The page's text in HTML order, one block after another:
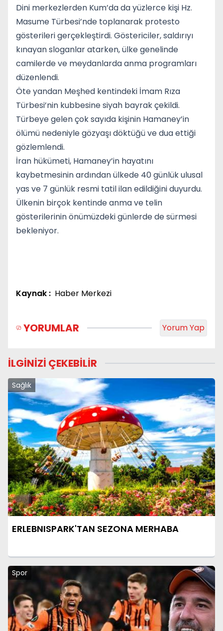
Dini merkezlerden Kum’da da yüzlerce kişi Hz.
Masume Türbesi’nde toplanarak protesto
gösterileri gerçekleştirdi. Göstericiler, saldırıyı
kınayan sloganlar atarken, ülke genelinde
camilerde ve meydanlarda anma programları
düzenlendi.
Öte yandan Meşhed kentindeki İmam Rıza
Türbesi’nin kubbesine siyah bayrak çekildi.
Türbeye gelen çok sayıda kişinin Hamaney’in
ölümü nedeniyle gözyaşı döktüğü ve dua ettiği
gözlemlendi.
İran hükümeti, Hamaney’in hayatını
kaybetmesinin ardından ülkede 40 günlük ulusal
yas ve 7 günlük resmi tatil ilan edildiğini duyurdu.
Ülkenin birçok kentinde anma ve telin
gösterilerinin önümüzdeki günlerde de sürmesi
bekleniyor.
Kaynak : Haber Merkezi
YORUMLAR Yorum Yap
İLGİNİZİ ÇEKEBİLİR
Sağlık
ERLEBNISPARK'TAN SEZONA MERHABA
Spor